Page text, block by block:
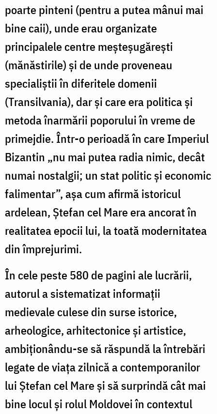
poarte pinteni (pentru a putea mânui mai
bine caii), unde erau organizate
principalele centre meșteșugărești
(mănăstirile) și de unde proveneau
specialiștii în diferitele domenii
(Transilvania), dar și care era politica și
metoda înarmării poporului în vreme de
primejdie. Într-o perioadă în care Imperiul
Bizantin „nu mai putea radia nimic, decât
numai nostalgii; un stat politic și economic
falimentar”, așa cum afirmă istoricul
ardelean, Ștefan cel Mare era ancorat în
realitatea epocii lui, la toată modernitatea
din împrejurimi.
În cele peste 580 de pagini ale lucrării,
autorul a sistematizat informații
medievale culese din surse istorice,
arheologice, arhitectonice și artistice,
ambiționându-se să răspundă la întrebări
legate de viața zilnică a contemporanilor
lui Ștefan cel Mare și să surprindă cât mai
bine locul și rolul Moldovei în contextul